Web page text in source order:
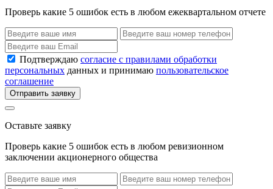
Проверь какие 5 ошибок есть в любом ежеквартальном отчете
Подтверждаю согласие с правилами обработки
персональных данных и принимаю пользовательское
соглашение
Отправить заявку
Оставьте заявку
Проверь какие 5 ошибок есть в любом ревизионном
заключении акционерного общества